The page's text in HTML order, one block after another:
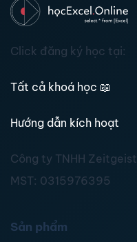
Click đăng ký học tại:
Tất cả khoá học 📖
Hướng dẫn kích hoạt
Công ty TNHH Zeitgeist
MST: 0315976395
Sản phẩm